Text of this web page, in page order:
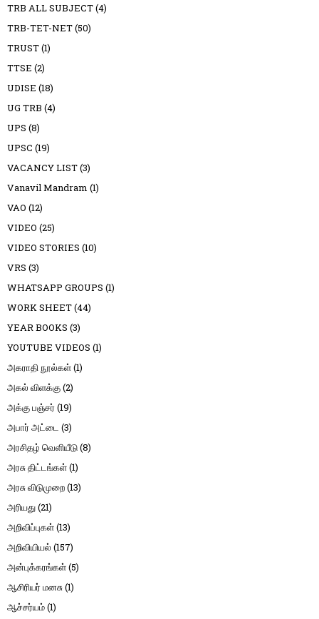
TRB ALL SUBJECT(4)
TRB-TET-NET(50)
TRUST(1)
TTSE (2)
UDISE (18)
UG TRB (4)
UPS (8)
UPSC (19)
VACANCY LIST(3)
Vanavil Mandram (1)
VAO (12)
VIDEO (25)
VIDEO STORIES (10)
VRS (3)
WHATSAPP GROUPS (1)
WORK SHEET(44)
YEAR BOOKS (3)
YOUTUBE VIDEOS (1)
அகராதி நூல்கள்(1)
அகல் விளக்கு(2)
அக்கு பஞ்சர் (19)
அபார் அட்டை (3)
அரசிதழ் வெளியீடு(8)
அரசு திட்டங்கள்(1)
அரசு விடுமுறை(13)
அரியது(21)
அறிவிப்புகள்(13)
அறிவியியல் (157)
அன்புக்கரங்கள்(5)
ஆசிரியர் மனசு(1)
ஆச்சர்யம்(1)